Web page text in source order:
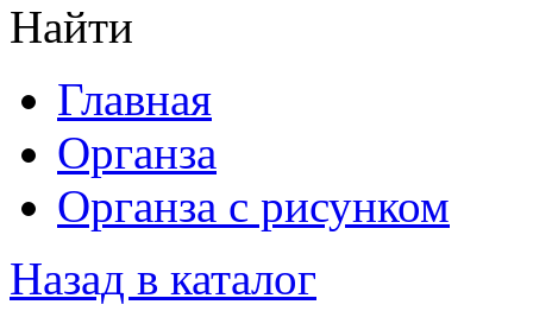
Найти
Главная
Органза
Органза с рисунком
Назад в каталог